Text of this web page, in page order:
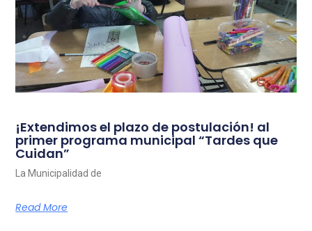
¡Extendimos el plazo de postulación! al
primer programa municipal “Tardes que
Cuidan”
La Municipalidad de
Read More